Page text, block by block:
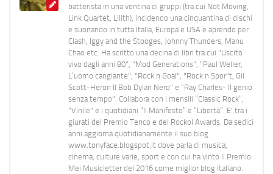
batterista in una ventina di gruppi (tra cui Not Moving,
Link Quartet, Lilith), incidendo una cinquantina di dischi
e suonando in tutta Italia, Europa e USA e aprendo per
Clash, Iggy and the Stooges, Johnny Thunders, Manu
Chao etc. Ha scritto una decina di libri tra cui "Uscito
vivo dagli anni 80", "Mod Generations", "Paul Weller,
L’uomo cangiante", "Rock n Goal", "Rock n Spor"t, Gil
Scott-Heron Il Bob Dylan Nero" e "Ray Charles- Il genio
senza tempo". Collabora con i mensili “Classic Rock”,
"Vinile" e i quotidiani “Il Manifesto” e “Libertà”. E' tra i
giurati del Premio Tenco e del Rockol Awards. Da sedici
anni aggiorna quotidianamente il suo blog
www.tonyface.blogspot.it dove parla di musica,
cinema, culture varie, sport e con cui ha vinto il Premio
Mei Musicletter del 2016 come miglior blog italiano.